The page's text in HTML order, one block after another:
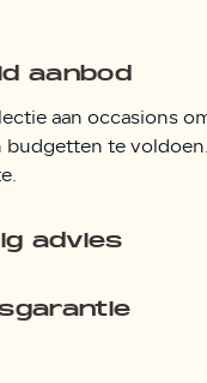
aanbod
aan occasions
te
advies